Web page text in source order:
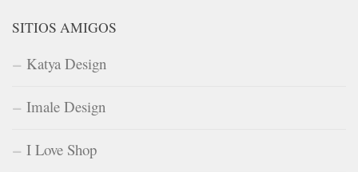
SITIOS AMIGOS
Katya Design
Imale Design
I Love Shop